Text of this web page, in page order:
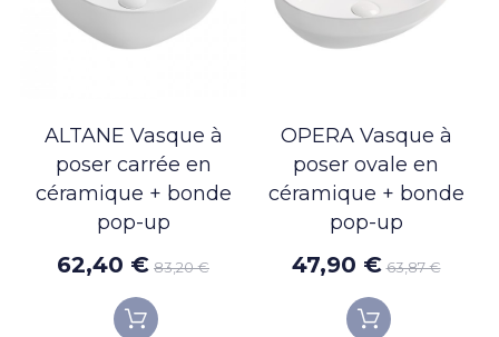
ALTANE Vasque à
poser carrée en
céramique + bonde
pop-up
62,40 € 83,20 €
OPERA Vasque à
poser ovale en
céramique + bonde
pop-up
47,90 € 63,87 €